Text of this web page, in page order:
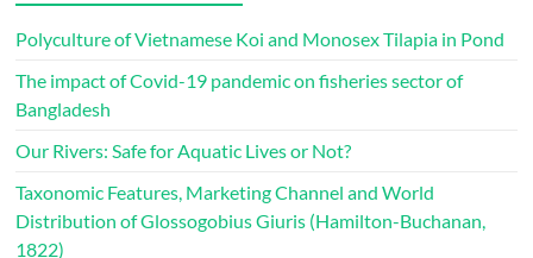
Polyculture of Vietnamese Koi and Monosex Tilapia in Pond
The impact of Covid-19 pandemic on fisheries sector of
Bangladesh
Our Rivers: Safe for Aquatic Lives or Not?
Taxonomic Features, Marketing Channel and World
Distribution of Glossogobius Giuris (Hamilton-Buchanan,
1822)